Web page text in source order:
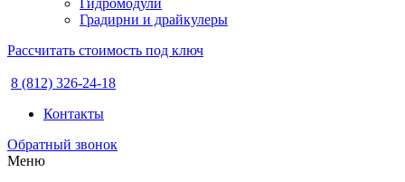
Градирни и драйкулеры
Рассчитать стоимость под ключ
8 (812) 326-24-18
Контакты
Обратный звонок
Меню